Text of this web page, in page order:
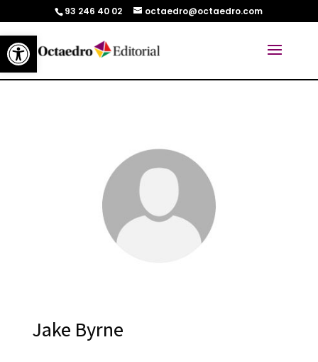
Abrir barra de herramientas
93 246 40 02 octaedro@octaedro.com
Jake Byrne